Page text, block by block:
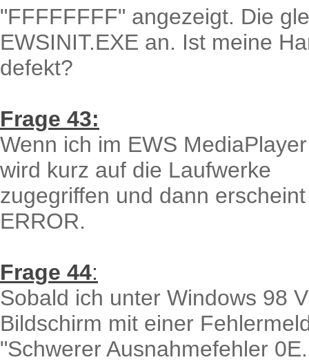
"FFFFFFFF" angezeigt. Die
EWSINIT.EXE an. Ist meine
defekt?
Frage 43:
Wenn ich im EWS
wird kurz auf die Laufwerke
zugegriffen und dann
ERROR.
Frage 44:
Sobald ich unter Windows 98
Bildschirm mit einer
"Schwerer Ausnahmefehler